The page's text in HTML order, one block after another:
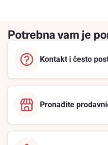
Potrebna vam je
Kontakt i često
Pronađite